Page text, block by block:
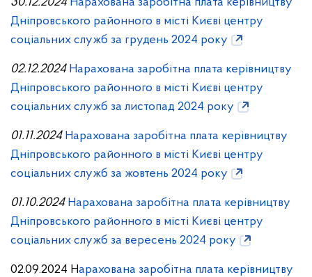
Дніпровського районного в місті Києві центру
соціальних служб за грудень 2024 року
02.12.2024 Нарахована заробітна плата керівництву
Дніпровського районного в місті Києві центру
соціальних служб за листопад 2024 року
01.11.2024 Нарахована заробітна плата керівництву
Дніпровського районного в місті Києві центру
соціальних служб за жовтень 2024 року
01.10.2024 Нарахована заробітна плата керівництву
Дніпровського районного в місті Києві центру
соціальних служб за вересень 2024 року
02.09.2024 Нарахована заробітна плата керівництву